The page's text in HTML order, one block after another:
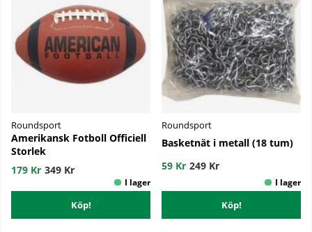
Roundsport
Amerikansk Fotboll Officiell
Storlek
179 Kr 349 Kr
Köp!
Roundsport
Basketnät i metall (18 tum)
59 Kr 249 Kr
Köp!